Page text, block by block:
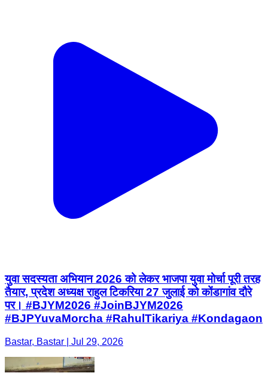
युवा सदस्यता अभियान 2026 को लेकर भाजपा युवा मोर्चा पूरी तरह
तैयार, प्रदेश अध्यक्ष राहुल टिकरिया 27 जुलाई को कोंडागांव दौरे
पर। #BJYM2026 #JoinBJYM2026
#BJPYuvaMorcha #RahulTikariya #Kondagaon
Bastar, Bastar | Jul 29, 2026